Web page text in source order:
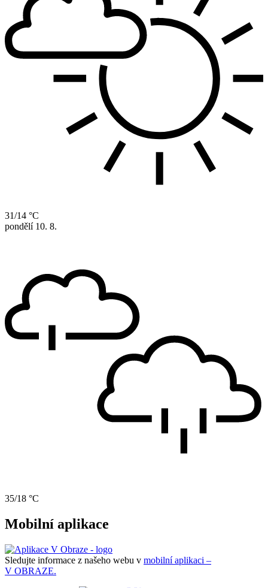
31/14 °C
pondělí 10. 8.
35/18 °C
Mobilní aplikace
Sledujte informace z našeho webu v mobilní aplikaci –
V OBRAZE.